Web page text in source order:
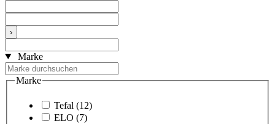
›
Marke
Marke
Tefal (12)
ELO (7)